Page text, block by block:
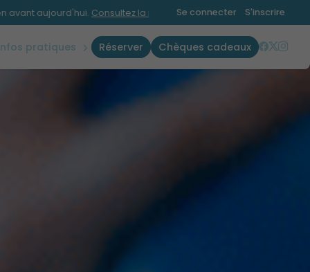
la page horaires. Aucun
Se connecter S'inscrire
infos pratiques
accès &
règles
réserver chèques cadeaux